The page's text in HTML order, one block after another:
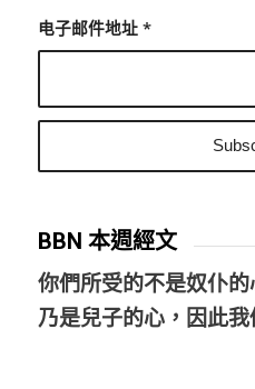
电子邮件地址 *
BBN 本週經文
你們所受的不是奴仆
乃是兒子的心，因此